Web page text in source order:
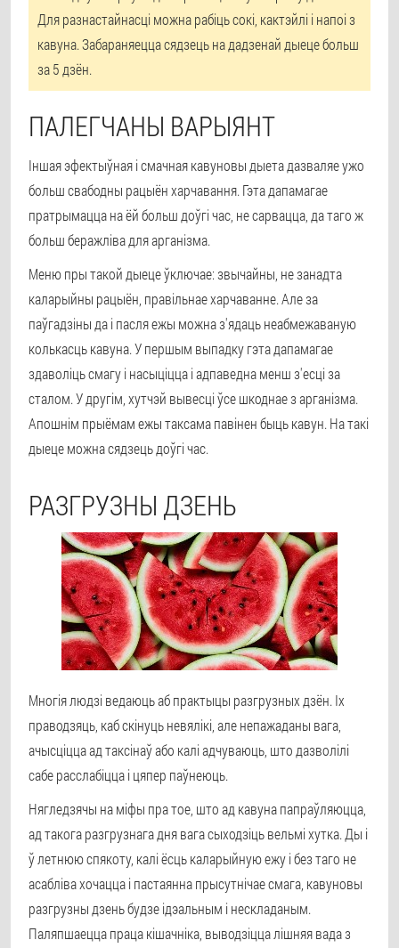
Для разнастайнасці можна рабіць сокі, кактэйлі і напоі з
кавуна. Забараняецца сядзець на дадзенай дыеце больш
за 5 дзён.
ПАЛЕГЧАНЫ ВАРЫЯНТ
Іншая эфектыўная і смачная кавуновы дыета дазваляе ужо
больш свабодны рацыён харчавання. Гэта дапамагае
пратрымацца на ёй больш доўгі час, не сарвацца, да таго ж
больш беражліва для арганізма.
Меню пры такой дыеце ўключае: звычайны, не занадта
каларыйны рацыён, правільнае харчаванне. Але за
паўгадзіны да і пасля ежы можна з'ядаць неабмежаваную
колькасць кавуна. У першым выпадку гэта дапамагае
здаволіць смагу і насыціцца і адпаведна менш з'есці за
сталом. У другім, хутчэй вывесці ўсе шкоднае з арганізма.
Апошнім прыёмам ежы таксама павінен быць кавун. На такі
дыеце можна сядзець доўгі час.
РАЗГРУЗНЫ ДЗЕНЬ
Многія людзі ведаюць аб практыцы разгрузных дзён. Іх
праводзяць, каб скінуць невялікі, але непажаданы вага,
ачысціцца ад таксінаў або калі адчуваюць, што дазволілі
сабе расслабіцца і цяпер паўнеюць.
Нягледзячы на міфы пра тое, што ад кавуна папраўляюцца,
ад такога разгрузнага дня вага сыходзіць вельмі хутка. Ды і
ў летнюю спякоту, калі ёсць каларыйную ежу і без таго не
асабліва хочацца і пастаянна прысутнічае смага, кавуновы
разгрузны дзень будзе ідэальным і нескладаным.
Паляпшаецца праца кішачніка, выводзіцца лішняя вада з